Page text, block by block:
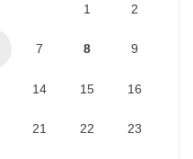
1 2
7 8 9
14 15 16
21 22 23